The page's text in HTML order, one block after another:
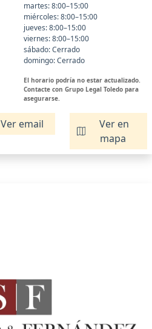
martes: 8:00–15:00
miércoles: 8:00–15:00
jueves: 8:00–15:00
viernes: 8:00–15:00
sábado: Cerrado
domingo: Cerrado
El horario podría no estar actualizado.
Contacte con Grupo Legal Toledo para
asegurarse.
Ver email
Ver en
mapa